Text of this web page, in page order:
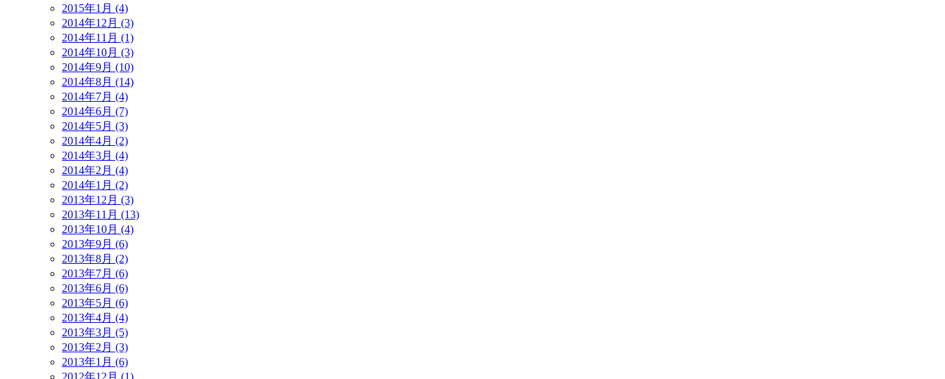
2015年1月 (4)
2014年12月 (3)
2014年11月 (1)
2014年10月 (3)
2014年9月 (10)
2014年8月 (14)
2014年7月 (4)
2014年6月 (7)
2014年5月 (3)
2014年4月 (2)
2014年3月 (4)
2014年2月 (4)
2014年1月 (2)
2013年12月 (3)
2013年11月 (13)
2013年10月 (4)
2013年9月 (6)
2013年8月 (2)
2013年7月 (6)
2013年6月 (6)
2013年5月 (6)
2013年4月 (4)
2013年3月 (5)
2013年2月 (3)
2013年1月 (6)
2012年12月 (1)